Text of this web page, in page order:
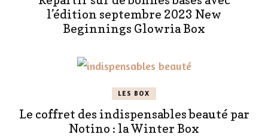
l’édition septembre 2023 New
Beginnings Glowria Box
LES BOX
Le coffret des indispensables beauté par
Notino : la Winter Box